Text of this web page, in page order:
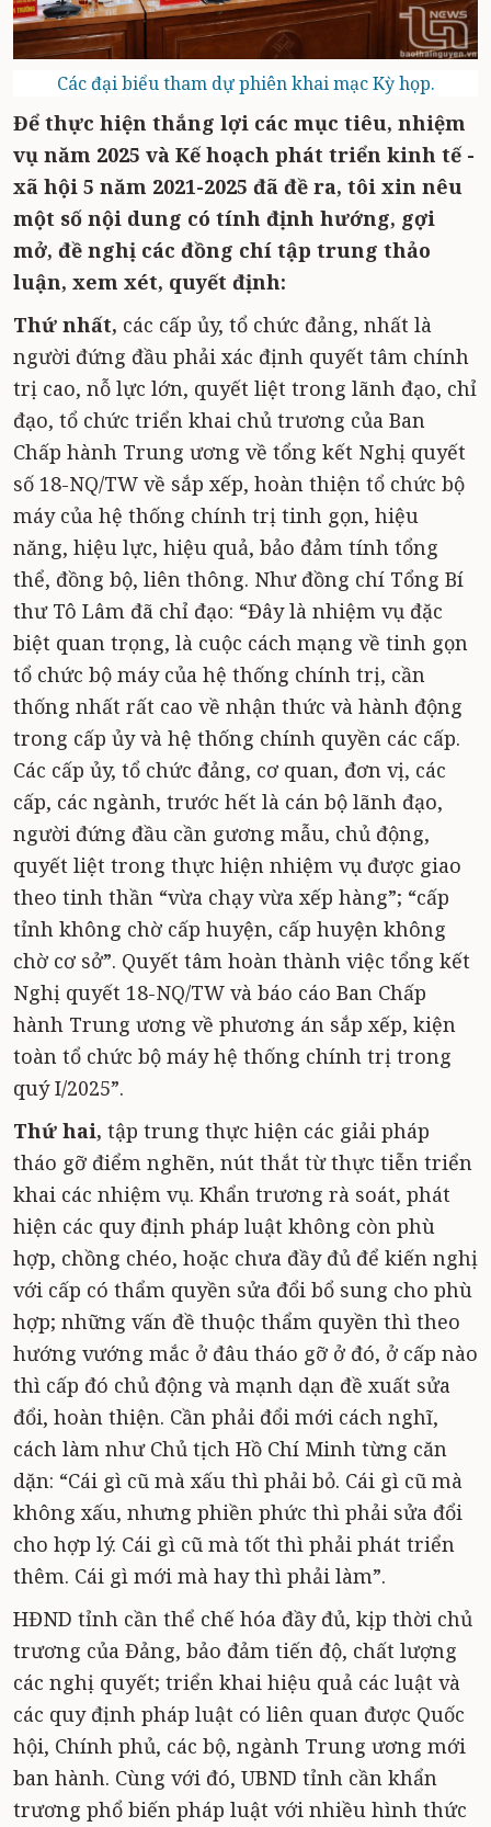
Các đại biểu tham dự phiên khai mạc Kỳ họp.
Để thực hiện thắng lợi các mục tiêu, nhiệm
vụ năm 2025 và Kế hoạch phát triển kinh tế -
xã hội 5 năm 2021-2025 đã đề ra, tôi xin nêu
một số nội dung có tính định hướng, gợi
mở, đề nghị các đồng chí tập trung thảo
luận, xem xét, quyết định:
Thứ nhất, các cấp ủy, tổ chức đảng, nhất là
người đứng đầu phải xác định quyết tâm chính
trị cao, nỗ lực lớn, quyết liệt trong lãnh đạo, chỉ
đạo, tổ chức triển khai chủ trương của Ban
Chấp hành Trung ương về tổng kết Nghị quyết
số 18-NQ/TW về sắp xếp, hoàn thiện tổ chức bộ
máy của hệ thống chính trị tinh gọn, hiệu
năng, hiệu lực, hiệu quả, bảo đảm tính tổng
thể, đồng bộ, liên thông. Như đồng chí Tổng Bí
thư Tô Lâm đã chỉ đạo: “Đây là nhiệm vụ đặc
biệt quan trọng, là cuộc cách mạng về tinh gọn
tổ chức bộ máy của hệ thống chính trị, cần
thống nhất rất cao về nhận thức và hành động
trong cấp ủy và hệ thống chính quyền các cấp.
Các cấp ủy, tổ chức đảng, cơ quan, đơn vị, các
cấp, các ngành, trước hết là cán bộ lãnh đạo,
người đứng đầu cần gương mẫu, chủ động,
quyết liệt trong thực hiện nhiệm vụ được giao
theo tinh thần “vừa chạy vừa xếp hàng”; “cấp
tỉnh không chờ cấp huyện, cấp huyện không
chờ cơ sở”. Quyết tâm hoàn thành việc tổng kết
Nghị quyết 18-NQ/TW và báo cáo Ban Chấp
hành Trung ương về phương án sắp xếp, kiện
toàn tổ chức bộ máy hệ thống chính trị trong
quý I/2025”.
Thứ hai, tập trung thực hiện các giải pháp
tháo gỡ điểm nghẽn, nút thắt từ thực tiễn triển
khai các nhiệm vụ. Khẩn trương rà soát, phát
hiện các quy định pháp luật không còn phù
hợp, chồng chéo, hoặc chưa đầy đủ để kiến nghị
với cấp có thẩm quyền sửa đổi bổ sung cho phù
hợp; những vấn đề thuộc thẩm quyền thì theo
hướng vướng mắc ở đâu tháo gỡ ở đó, ở cấp nào
thì cấp đó chủ động và mạnh dạn đề xuất sửa
đổi, hoàn thiện. Cần phải đổi mới cách nghĩ,
cách làm như Chủ tịch Hồ Chí Minh từng căn
dặn: “Cái gì cũ mà xấu thì phải bỏ. Cái gì cũ mà
không xấu, nhưng phiền phức thì phải sửa đổi
cho hợp lý. Cái gì cũ mà tốt thì phải phát triển
thêm. Cái gì mới mà hay thì phải làm”.
HĐND tỉnh cần thể chế hóa đầy đủ, kịp thời chủ
trương của Đảng, bảo đảm tiến độ, chất lượng
các nghị quyết; triển khai hiệu quả các luật và
các quy định pháp luật có liên quan được Quốc
hội, Chính phủ, các bộ, ngành Trung ương mới
ban hành. Cùng với đó, UBND tỉnh cần khẩn
trương phổ biến pháp luật với nhiều hình thức